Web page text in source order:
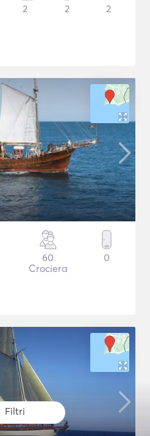
Filtri
2 2 2
60
Crociera
0